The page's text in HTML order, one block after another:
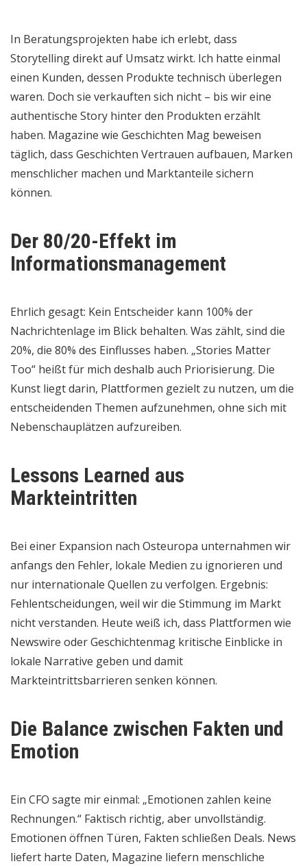
In Beratungsprojekten habe ich erlebt, dass
Storytelling direkt auf Umsatz wirkt. Ich hatte einmal
einen Kunden, dessen Produkte technisch überlegen
waren. Doch sie verkauften sich nicht – bis wir eine
authentische Story hinter den Produkten erzählt
haben. Magazine wie Geschichten Mag beweisen
täglich, dass Geschichten Vertrauen aufbauen, Marken
menschlicher machen und Marktanteile sichern
können.
Der 80/20-Effekt im
Informationsmanagement
Ehrlich gesagt: Kein Entscheider kann 100% der
Nachrichtenlage im Blick behalten. Was zählt, sind die
20%, die 80% des Einflusses haben. „Stories Matter
Too“ heißt für mich deshalb auch Priorisierung. Die
Kunst liegt darin, Plattformen gezielt zu nutzen, um die
entscheidenden Themen aufzunehmen, ohne sich mit
Nebenschauplätzen aufzureiben.
Lessons Learned aus
Markteintritten
Bei einer Expansion nach Osteuropa unternahmen wir
anfangs den Fehler, lokale Medien zu ignorieren und
nur internationale Quellen zu verfolgen. Ergebnis:
Fehlentscheidungen, weil wir die Stimmung im Markt
nicht verstanden. Heute weiß ich, dass Plattformen wie
Newswire oder Geschichtenmag kritische Einblicke in
lokale Narrative geben und damit
Markteintrittsbarrieren senken können.
Die Balance zwischen Fakten und
Emotion
Ein CFO sagte mir einmal: „Emotionen zahlen keine
Rechnungen.“ Faktisch richtig, aber unvollständig.
Emotionen öffnen Türen, Fakten schließen Deals. News
liefert harte Daten, Magazine liefern menschliche